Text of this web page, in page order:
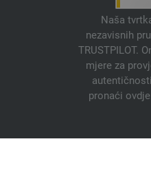
Naša
nezavisnih
TRUSTPILOT.
mjere za
pronaći